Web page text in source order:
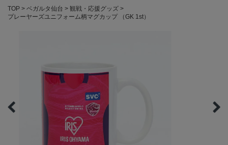
TOP ベガルタ仙台
観戦・応援グッズ
プレーヤーズユニフォーム柄マグカップ （GK 1st）